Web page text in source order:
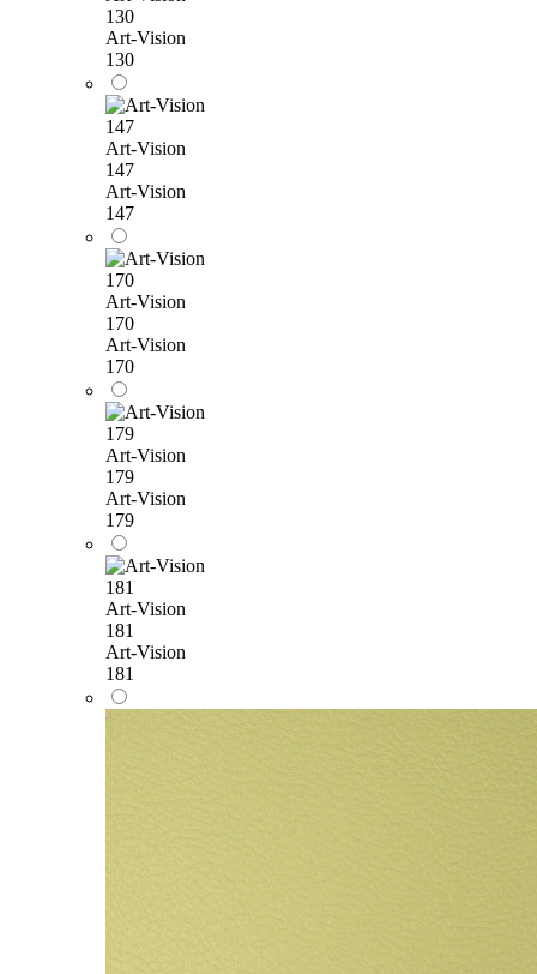
130
Art-Vision
130
Art-Vision
147
Art-Vision
147
Art-Vision
170
Art-Vision
170
Art-Vision
179
Art-Vision
179
Art-Vision
181
Art-Vision
181